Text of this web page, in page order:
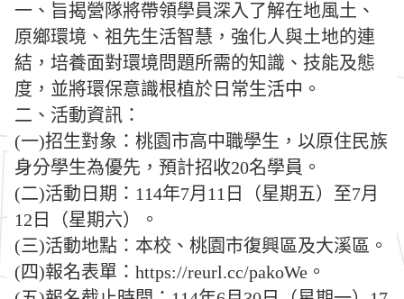
一、旨揭營隊將帶領學員深入了解在地風土、
原鄉環境、祖先生活智慧，強化人與土地的連
結，培養面對環境問題所需的知識、技能及態
度，並將環保意識根植於日常生活中。
二、活動資訊：
(一)招生對象：桃園市高中職學生，以原住民族
身分學生為優先，預計招收20名學員。
(二)活動日期：114年7月11日（星期五）至7月
12日（星期六）。
(三)活動地點：本校、桃園市復興區及大溪區。
(四)報名表單：https://reurl.cc/pakoWe。